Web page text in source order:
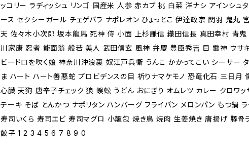
ッコリー ラディッシュ リンゴ 国産米 人参 赤カブ 桃 白菜 洋ナシ アインシュ
ース セクシーガール チェゲバラ ナポレオン ひょっとこ 伊達政宗 関羽 鬼丸
天 佐々木小次郎 坂本龍馬 死神 侍 小面 上杉謙信 織田信長 真田幸村 青
川家康 忍者 能面翁 般若 美人 武田信玄 風神 弁慶 豊臣秀吉 目 雷神 ウサ
ビードロを吹く娘 神奈川沖浪裏 奴江戸兵衛 うんこ かかってこい シーサー
ま ハート ハート善悪蛇 プロビデンスの目 祈りナマケモノ 恐竜化石 三日月
心臓 天狗 唐辛子チェック 狼 蜈蚣 うどん おにぎり オムレツ カレー クロワッ
テーキ そば とんかつ ナポリタン ハンバーグ フライパン メロンパン もつ鍋
寿司いくら 寿司エビ 寿司マグロ 小籠包 焼き鳥 焼肉 生姜焼き 唐揚げ 豚骨
餃子 1 2 3 4 5 6 7 8 9 0